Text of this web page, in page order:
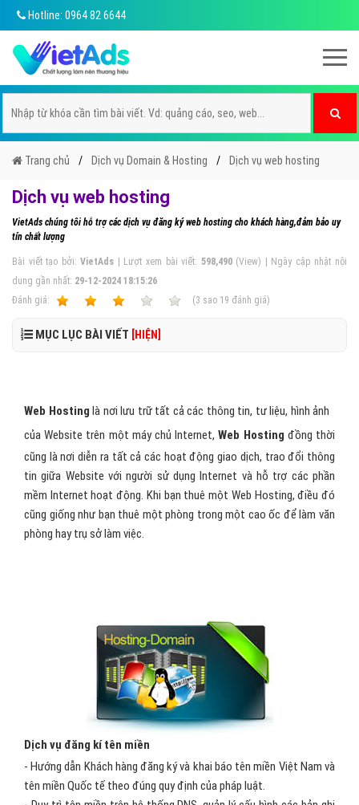
Hotline: 0964 82 6644
Trang chủ Dịch vụ Domain & Hosting Dịch vụ web hosting
Dịch vụ web hosting
VietAds chúng tôi hỗ trợ các dịch vụ đăng ký web hosting cho khách hàng,đảm bảo uy
tín chất lượng
Bài viết tạo bởi:VietAds | Lượt xem bài viết: 598,490(View) | Ngày cập nhật nội
dung gần nhất: 29-12-2024 18:15:26
Ðánh giá:
(3 sao 19 đánh giá)
MỤC LỤC BÀI VIẾT [HIỆN]
Web Hosting là nơi lưu trữ tất cả các thông tin, tư liệu, hình ảnh
của Website trên một máy chủ Internet,Web Hosting đồng thời
cũng là nơi diễn ra tất cả các hoạt động giao dịch, trao đổi thông
tin giữa Website với người sử dụng Internet và hỗ trợ các phần
mềm Internet hoạt động. Khi bạn thuê một Web Hosting, điều đó
cũng giống như bạn thuê một phòng trong một cao ốc để làm văn
phòng hay trụ sở làm việc.
Dịch vụ đăng kí tên miền
- Hướng dẫn Khách hàng đăng ký và khai báo tên miền Việt Nam và
tên miền Quốc tế theo đúng quy định của pháp luật.